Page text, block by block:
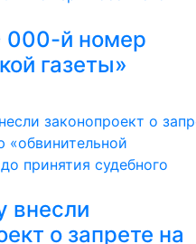
000-й номер
газеты»
внесли
о запрете на